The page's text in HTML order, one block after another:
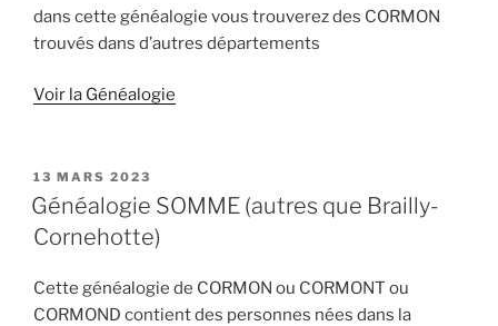
dans cette généalogie vous trouverez des CORMON
trouvés dans d’autres départements
Voir la Généalogie
PUBLIÉ
LE
13 MARS 2023
Généalogie SOMME (autres que Brailly-
Cornehotte)
Cette généalogie de CORMON ou CORMONT ou
CORMOND contient des personnes nées dans la